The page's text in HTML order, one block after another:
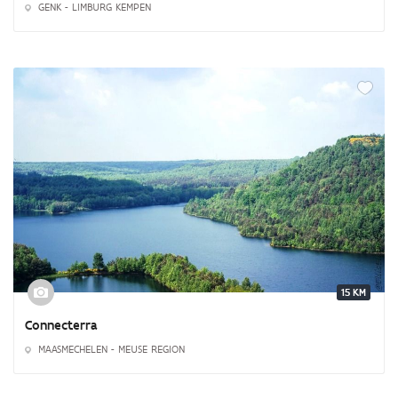
GENK - LIMBURG KEMPEN
15 KM
Connecterra
MAASMECHELEN - MEUSE REGION